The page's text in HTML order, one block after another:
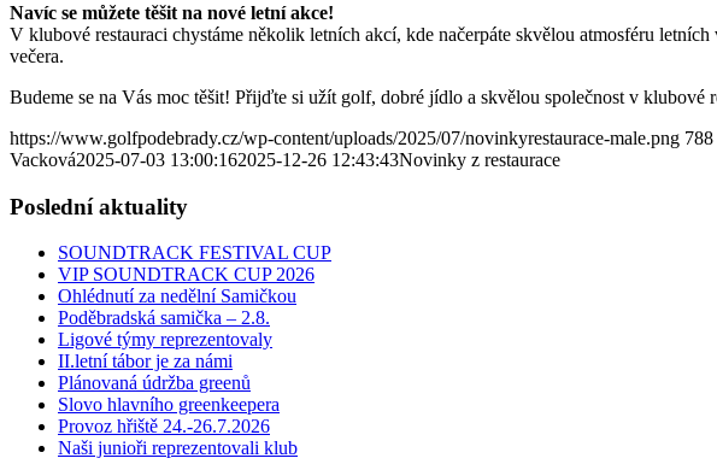
Navíc se můžete těšit na nové letní akce!
V klubové restauraci chystáme několik letních akcí, kde načerpáte skvělou atmosféru letních
večera.
Budeme se na Vás moc těšit! Přijďte si užít golf, dobré jídlo a skvělou společnost v klubové
https://www.golfpodebrady.cz/wp-content/uploads/2025/07/novinkyrestaurace-male.png 788
Vacková2025-07-03 13:00:162025-12-26 12:43:43Novinky z restaurace
Poslední aktuality
SOUNDTRACK FESTIVAL CUP
VIP SOUNDTRACK CUP 2026
Ohlédnutí za nedělní Samičkou
Poděbradská samička – 2.8.
Ligové týmy reprezentovaly
II.letní tábor je za námi
Plánovaná údržba greenů
Slovo hlavního greenkeepera
Provoz hřiště 24.-26.7.2026
Naši junioři reprezentovali klub